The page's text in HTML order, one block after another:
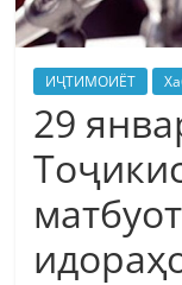
ИҶТИМОИЁТ
29